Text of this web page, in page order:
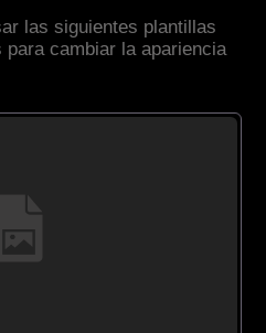
las siguientes plantillas
para cambiar la apariencia